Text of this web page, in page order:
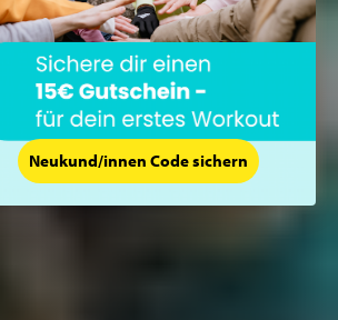
Neukund/innen Code sichern